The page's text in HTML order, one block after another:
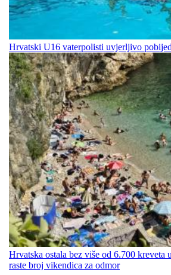
Hrvatski U16 vaterpolisti uvjerljivo
Hrvatska ostala bez više od 6.700 kreveta
raste broj vikendica za odmor